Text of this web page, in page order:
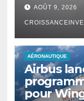
AOÛT 9, 2026
AÉRONAUTIQUE
Airbus
pour